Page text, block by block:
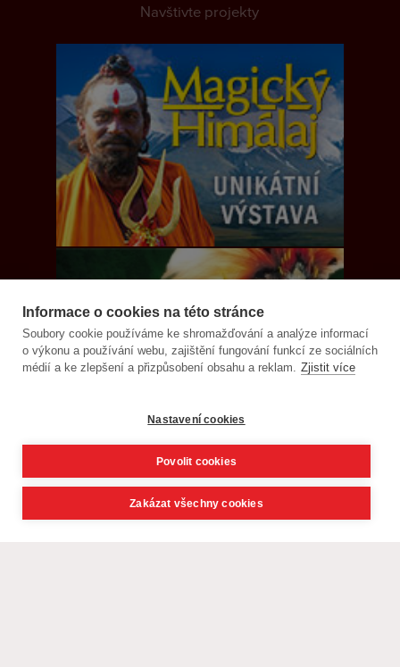
Informace o cookies na této stránce
Soubory cookie používáme ke shromažďování a analýze informací
o výkonu a používání webu, zajištění fungování funkcí ze sociálních
médií a ke zlepšení a přizpůsobení obsahu a reklam. Zjistit více
Nastavení cookies
Povolit cookies
Zakázat všechny cookies
Navštivte projekty